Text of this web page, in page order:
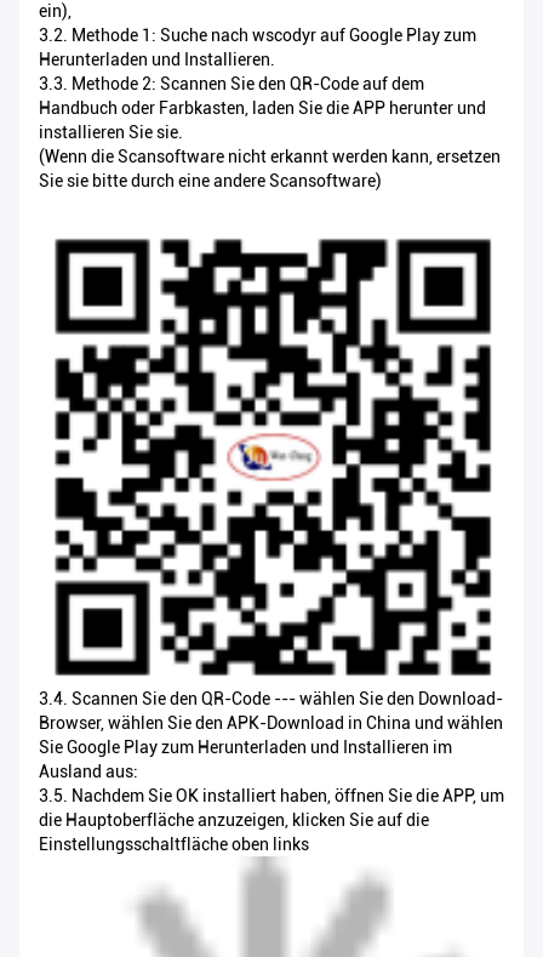
ein),
3.2. Methode 1: Suche nach wscodyr auf Google Play zum
Herunterladen und Installieren.
3.3. Methode 2: Scannen Sie den QR-Code auf dem
Handbuch oder Farbkasten, laden Sie die APP herunter und
installieren Sie sie.
(Wenn die Scansoftware nicht erkannt werden kann, ersetzen
Sie sie bitte durch eine andere Scansoftware)
3.4. Scannen Sie den QR-Code --- wählen Sie den Download-
Browser, wählen Sie den APK-Download in China und wählen
Sie Google Play zum Herunterladen und Installieren im
Ausland aus:
3.5. Nachdem Sie OK installiert haben, öffnen Sie die APP, um
die Hauptoberfläche anzuzeigen, klicken Sie auf die
Einstellungsschaltfläche oben links